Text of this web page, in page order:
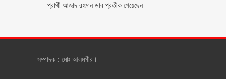
প্রার্থী আজাদ রহমান ডাব প্রতীক পেয়েছেন ‎
সম্পাদক : মোঃ আলমগীর।